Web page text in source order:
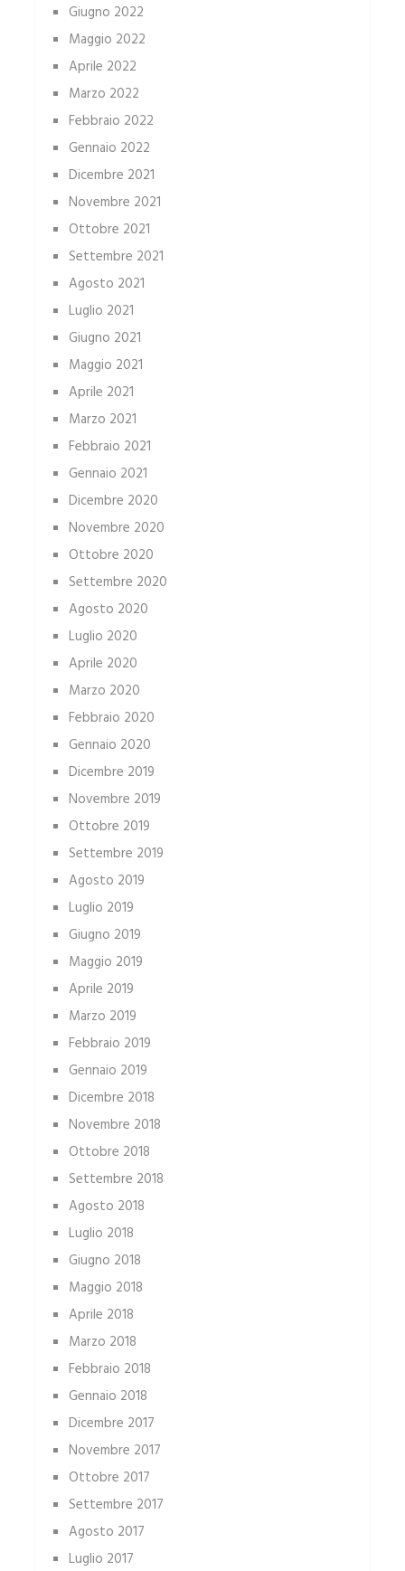
Giugno 2022
Maggio 2022
Aprile 2022
Marzo 2022
Febbraio 2022
Gennaio 2022
Dicembre 2021
Novembre 2021
Ottobre 2021
Settembre 2021
Agosto 2021
Luglio 2021
Giugno 2021
Maggio 2021
Aprile 2021
Marzo 2021
Febbraio 2021
Gennaio 2021
Dicembre 2020
Novembre 2020
Ottobre 2020
Settembre 2020
Agosto 2020
Luglio 2020
Aprile 2020
Marzo 2020
Febbraio 2020
Gennaio 2020
Dicembre 2019
Novembre 2019
Ottobre 2019
Settembre 2019
Agosto 2019
Luglio 2019
Giugno 2019
Maggio 2019
Aprile 2019
Marzo 2019
Febbraio 2019
Gennaio 2019
Dicembre 2018
Novembre 2018
Ottobre 2018
Settembre 2018
Agosto 2018
Luglio 2018
Giugno 2018
Maggio 2018
Aprile 2018
Marzo 2018
Febbraio 2018
Gennaio 2018
Dicembre 2017
Novembre 2017
Ottobre 2017
Settembre 2017
Agosto 2017
Luglio 2017